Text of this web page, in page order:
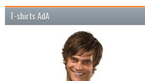
T-shirts AdA